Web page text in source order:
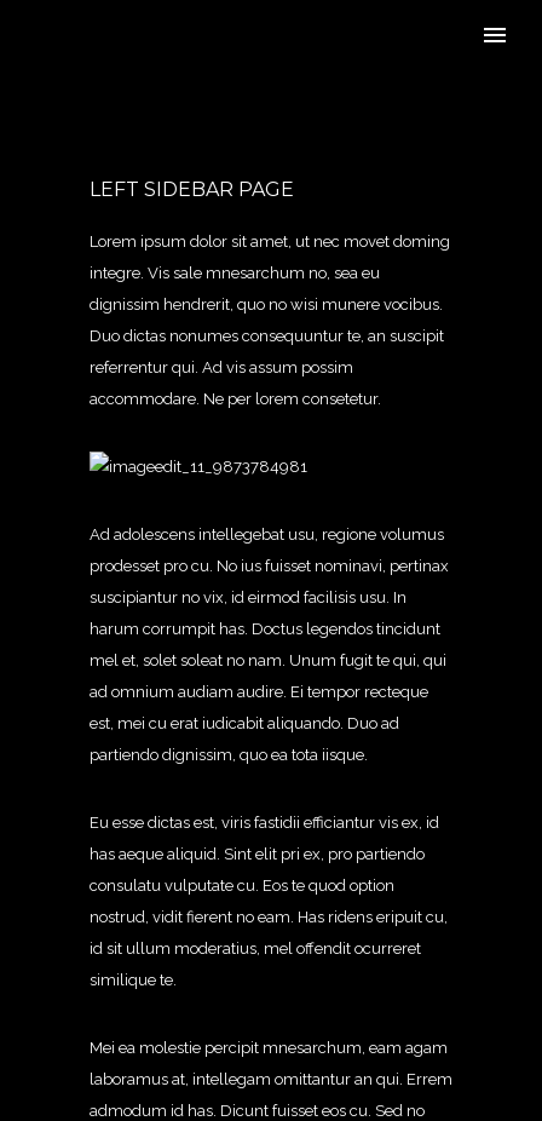
LEFT SIDEBAR PAGE
Lorem ipsum dolor sit amet, ut nec movet doming
integre. Vis sale mnesarchum no, sea eu
dignissim hendrerit, quo no wisi munere vocibus.
Duo dictas nonumes consequuntur te, an suscipit
referrentur qui. Ad vis assum possim
accommodare. Ne per lorem consetetur.
Ad adolescens intellegebat usu, regione volumus
prodesset pro cu. No ius fuisset nominavi, pertinax
suscipiantur no vix, id eirmod facilisis usu. In
harum corrumpit has. Doctus legendos tincidunt
mel et, solet soleat no nam. Unum fugit te qui, qui
ad omnium audiam audire. Ei tempor recteque
est, mei cu erat iudicabit aliquando. Duo ad
partiendo dignissim, quo ea tota iisque.
Eu esse dictas est, viris fastidii efficiantur vis ex, id
has aeque aliquid. Sint elit pri ex, pro partiendo
consulatu vulputate cu. Eos te quod option
nostrud, vidit fierent no eam. Has ridens eripuit cu,
id sit ullum moderatius, mel offendit ocurreret
similique te.
Mei ea molestie percipit mnesarchum, eam agam
laboramus at, intellegam omittantur an qui. Errem
admodum id has. Dicunt fuisset eos cu. Sed no